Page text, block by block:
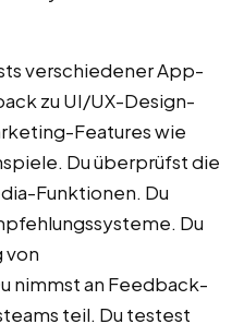
verschiedener App-
zu UI/UX-Design-
Features wie
Du überprüfst die
Funktionen. Du
Du
von
nimmst an Feedback-
teil. Du testest